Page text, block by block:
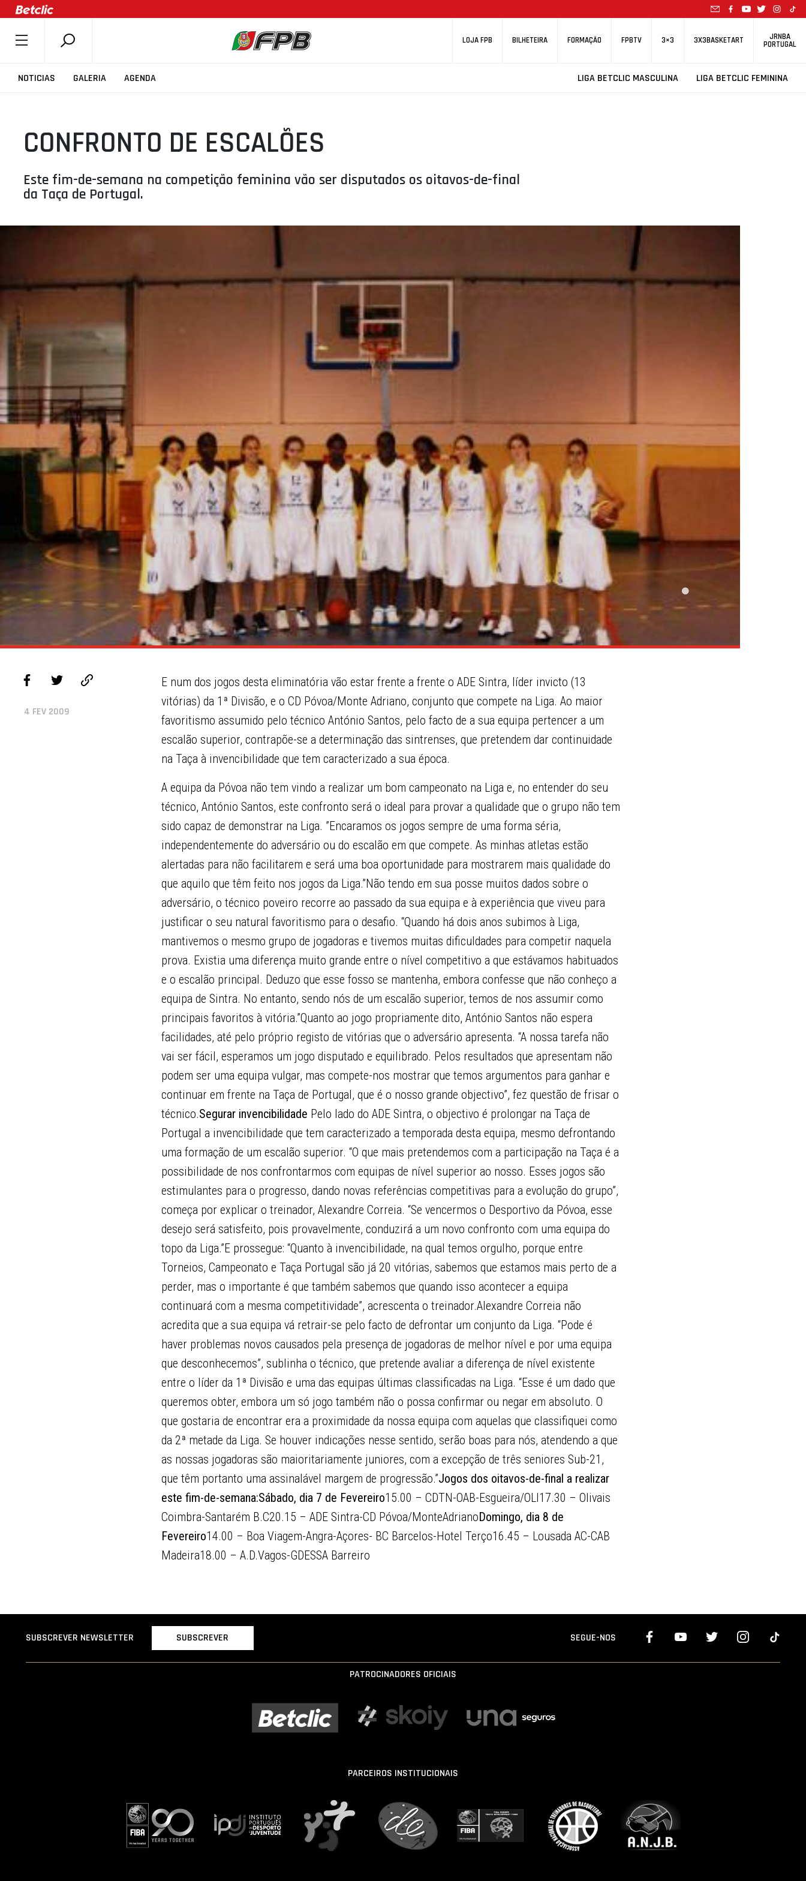
LOJA FPB BILHETEIRA FORMAÇÃO FPBTV 3×3 3X3BASKETART JRNBA
PORTUGAL
NOTICIAS GALERIA AGENDA LIGA BETCLIC MASCULINA LIGA BETCLIC FEMININA
SOBRE A FPB
COMPETIÇÕES
ASSOCIAÇÕES
CLUBES
AGENTES
AGENDA
ÁREA TÉCNICA
CONFRONTO DE ESCALÕES
Este fim-de-semana na competição feminina vão ser disputados os oitavos-de-final
da Taça de Portugal.
4 FEV 2009
E num dos jogos desta eliminatória vão estar frente a frente o ADE Sintra, líder invicto (13
vitórias) da 1ª Divisão, e o CD Póvoa/Monte Adriano, conjunto que compete na Liga. Ao maior
favoritismo assumido pelo técnico António Santos, pelo facto de a sua equipa pertencer a um
escalão superior, contrapõe-se a determinação das sintrenses, que pretendem dar continuidade
na Taça à invencibilidade que tem caracterizado a sua época.
A equipa da Póvoa não tem vindo a realizar um bom campeonato na Liga e, no entender do seu
técnico, António Santos, este confronto será o ideal para provar a qualidade que o grupo não tem
sido capaz de demonstrar na Liga. ”Encaramos os jogos sempre de uma forma séria,
independentemente do adversário ou do escalão em que compete. As minhas atletas estão
alertadas para não facilitarem e será uma boa oportunidade para mostrarem mais qualidade do
que aquilo que têm feito nos jogos da Liga.”Não tendo em sua posse muitos dados sobre o
adversário, o técnico poveiro recorre ao passado da sua equipa e à experiência que viveu para
justificar o seu natural favoritismo para o desafio. “Quando há dois anos subimos à Liga,
mantivemos o mesmo grupo de jogadoras e tivemos muitas dificuldades para competir naquela
prova. Existia uma diferença muito grande entre o nível competitivo a que estávamos habituados
e o escalão principal. Deduzo que esse fosso se mantenha, embora confesse que não conheço a
equipa de Sintra. No entanto, sendo nós de um escalão superior, temos de nos assumir como
principais favoritos à vitória.”Quanto ao jogo propriamente dito, António Santos não espera
facilidades, até pelo próprio registo de vitórias que o adversário apresenta. “A nossa tarefa não
vai ser fácil, esperamos um jogo disputado e equilibrado. Pelos resultados que apresentam não
podem ser uma equipa vulgar, mas compete-nos mostrar que temos argumentos para ganhar e
continuar em frente na Taça de Portugal, que é o nosso grande objectivo”, fez questão de frisar o
técnico.Segurar invencibilidade Pelo lado do ADE Sintra, o objectivo é prolongar na Taça de
Portugal a invencibilidade que tem caracterizado a temporada desta equipa, mesmo defrontando
uma formação de um escalão superior. “O que mais pretendemos com a participação na Taça é a
possibilidade de nos confrontarmos com equipas de nível superior ao nosso. Esses jogos são
estimulantes para o progresso, dando novas referências competitivas para a evolução do grupo”,
começa por explicar o treinador, Alexandre Correia. “Se vencermos o Desportivo da Póvoa, esse
desejo será satisfeito, pois provavelmente, conduzirá a um novo confronto com uma equipa do
topo da Liga.”E prossegue: “Quanto à invencibilidade, na qual temos orgulho, porque entre
Torneios, Campeonato e Taça Portugal são já 20 vitórias, sabemos que estamos mais perto de a
perder, mas o importante é que também sabemos que quando isso acontecer a equipa
continuará com a mesma competitividade”, acrescenta o treinador.Alexandre Correia não
acredita que a sua equipa vá retrair-se pelo facto de defrontar um conjunto da Liga. “Pode é
haver problemas novos causados pela presença de jogadoras de melhor nível e por uma equipa
que desconhecemos”, sublinha o técnico, que pretende avaliar a diferença de nível existente
entre o líder da 1ª Divisão e uma das equipas últimas classificadas na Liga. “Esse é um dado que
queremos obter, embora um só jogo também não o possa confirmar ou negar em absoluto. O
que gostaria de encontrar era a proximidade da nossa equipa com aquelas que classifiquei como
da 2ª metade da Liga. Se houver indicações nesse sentido, serão boas para nós, atendendo a que
as nossas jogadoras são maioritariamente juniores, com a excepção de três seniores Sub-21,
que têm portanto uma assinalável margem de progressão.”Jogos dos oitavos-de-final a realizar
este fim-de-semana:Sábado, dia 7 de Fevereiro15.00 – CDTN-OAB-Esgueira/OLI17.30 – Olivais
Coimbra-Santarém B.C20.15 – ADE Sintra-CD Póvoa/MonteAdrianoDomingo, dia 8 de
Fevereiro14.00 – Boa Viagem-Angra-Açores- BC Barcelos-Hotel Terço16.45 – Lousada AC-CAB
Madeira18.00 – A.D.Vagos-GDESSA Barreiro
SUBSCREVER NEWSLETTER SUBSCREVER SEGUE-NOS
PATROCINADORES OFICIAIS
PARCEIROS INSTITUCIONAIS